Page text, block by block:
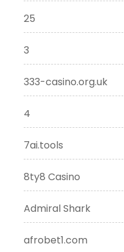
25
3
333-casino.org.uk
4
7ai.tools
8ty8 Casino
Admiral Shark
afrobet1.com